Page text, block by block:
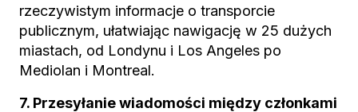
rzeczywistym informacje o transporcie
publicznym, ułatwiając nawigację w 25 dużych
miastach, od Londynu i Los Angeles po
Mediolan i Montreal.
7. Przesyłanie wiadomości między członkami